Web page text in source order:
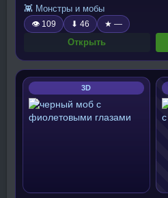
👾 Монстры и мобы
👁 109 ⬇ 46 ★ —
Открыть
3D